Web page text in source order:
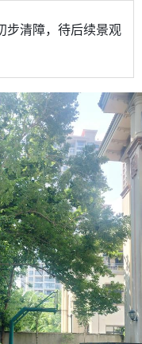
步清障，待后续景观